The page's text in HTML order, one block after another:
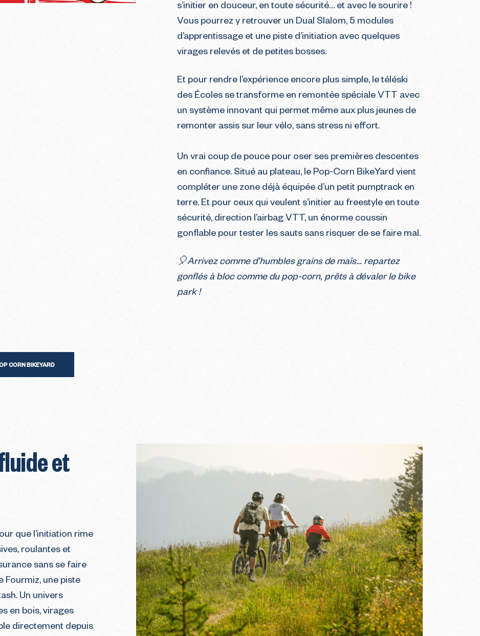
s’initier en douceur, en toute sécurité… et avec le sourire !
Vous pourrez y retrouver un Dual Slalom, 5 modules
d’apprentissage et une piste d’initiation avec quelques
virages relevés et de petites bosses.
Et pour rendre l’expérience encore plus simple, le téléski
des Écoles se transforme en remontée spéciale VTT avec
un système innovant qui permet même aux plus jeunes de
remonter assis sur leur vélo, sans stress ni effort.
Un vrai coup de pouce pour oser ses premières descentes
en confiance. Situé au plateau, le Pop-Corn BikeYard vient
compléter une zone déjà équipée d’un petit pumptrack en
terre. Et pour ceux qui veulent s’initier au freestyle en toute
sécurité, direction l’airbag VTT, un énorme coussin
gonflable pour tester les sauts sans risquer de se faire mal.
🎈Arrivez comme d’humbles grains de maïs… repartez
gonflés à bloc comme du pop-corn, prêts à dévaler le bike
park !
CORN BIKEYARD
et
que l’initiation rime
roulantes et
sans se faire
Fourmiz, une piste
Un univers
en bois, virages
directement depuis